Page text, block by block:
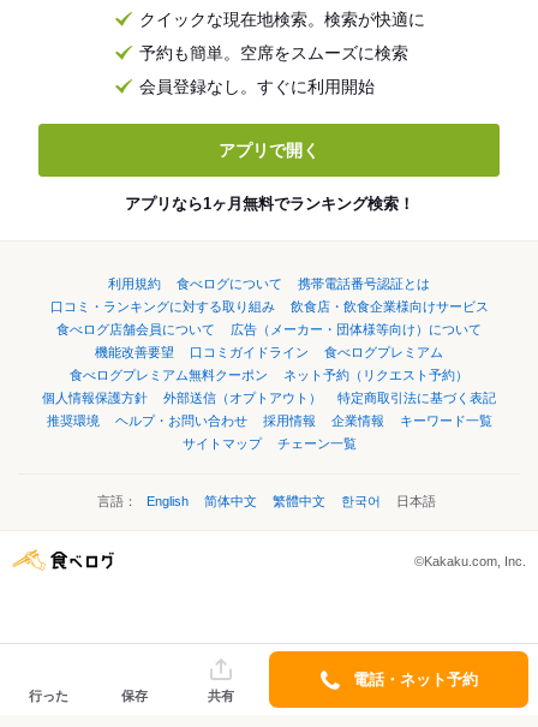
クイックな現在地検索。検索が快適に
予約も簡単。空席をスムーズに検索
会員登録なし。すぐに利用開始
アプリで開く
アプリなら1ヶ月無料でランキング検索！
利用規約 食べログについて
携帯電話番号認証とは
口コミ・ランキングに対する取り組み
飲食店・飲食企業様向けサービス
食べログ店舗会員について
広告（メーカー・団体様等向け）について
機能改善要望
口コミガイドライン
食べログプレミアム
食べログプレミアム無料クーポン
ネット予約（リクエスト予約）
個人情報保護方針
外部送信（オプトアウト）
特定商取引法に基づく表記
推奨環境
ヘルプ・お問い合わせ 採用情報 企業情報
キーワード一覧
サイトマップ
チェーン一覧
言語： English 简体中文 繁體中文 한국어 日本語
©Kakaku.com, Inc.
行った 保存 共有
電話・ネット予約